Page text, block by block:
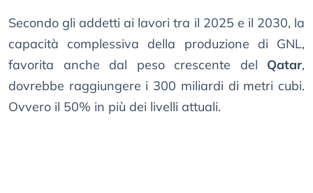
Secondo gli addetti ai lavori tra il 2025 e il 2030, la
capacità complessiva della produzione di GNL,
favorita anche dal peso crescente del Qatar,
dovrebbe raggiungere i 300 miliardi di metri cubi.
Ovvero il 50% in più dei livelli attuali.